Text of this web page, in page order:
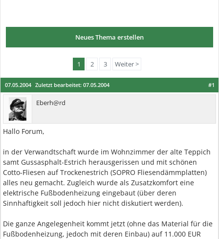
Neues Thema erstellen
1 2 3 Weiter >
#1
07.05.2004 Zuletzt bearbeitet: 07.05.2004
Eberh@rd
Hallo Forum,
in der Verwandtschaft wurde im Wohnzimmer der alte Teppich
samt Gussasphalt-Estrich herausgerissen und mit schönen
Cotto-Fliesen auf Trockenestrich (SOPRO Fliesendämmplatten)
alles neu gemacht. Zugleich wurde als Zusatzkomfort eine
elektrische Fußbodenheizung eingebaut (über deren
Sinnhaftigkeit soll jedoch hier nicht diskutiert werden).
Die ganze Angelegenheit kommt jetzt (ohne das Material für die
Fußbodenheizung, jedoch mit deren Einbau) auf 11.000 EUR